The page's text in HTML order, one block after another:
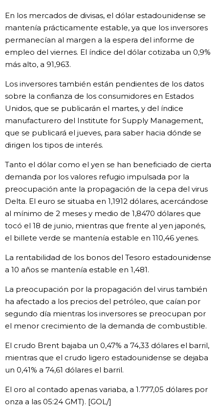
En los mercados de divisas, el dólar estadounidense se
mantenía prácticamente estable, ya que los inversores
permanecían al margen a la espera del informe de
empleo del viernes. El índice del dólar cotizaba un 0,9%
más alto, a 91,963.
Los inversores también están pendientes de los datos
sobre la confianza de los consumidores en Estados
Unidos, que se publicarán el martes, y del índice
manufacturero del Institute for Supply Management,
que se publicará el jueves, para saber hacia dónde se
dirigen los tipos de interés.
Tanto el dólar como el yen se han beneficiado de cierta
demanda por los valores refugio impulsada por la
preocupación ante la propagación de la cepa del virus
Delta. El euro se situaba en 1,1912 dólares, acercándose
al mínimo de 2 meses y medio de 1,8470 dólares que
tocó el 18 de junio, mientras que frente al yen japonés,
el billete verde se mantenía estable en 110,46 yenes.
La rentabilidad de los bonos del Tesoro estadounidense
a 10 años se mantenía estable en 1,481.
La preocupación por la propagación del virus también
ha afectado a los precios del petróleo, que caían por
segundo día mientras los inversores se preocupan por
el menor crecimiento de la demanda de combustible.
El crudo Brent bajaba un 0,47% a 74,33 dólares el barril,
mientras que el crudo ligero estadounidense se dejaba
un 0,41% a 74,61 dólares el barril.
El oro al contado apenas variaba, a 1.777,05 dólares por
onza a las 05:24 GMT). [GOL/]